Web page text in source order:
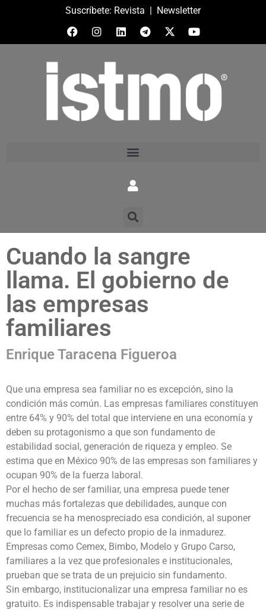
Suscríbete: Revista | Newsletter
Cuando la sangre
llama. El gobierno de
las empresas
familiares
Enrique Taracena Figueroa
Que una empresa sea familiar no es excepción, sino la
condición más común. Las empresas familiares constituyen
entre 64% y 90% del total que interviene en una economía y
deben su protagonismo a que son fundamento de
estabilidad social, generación de riqueza y empleo. Se
estima que en México 90% de las empresas son familiares y
ocupan 90% de la fuerza laboral.
Por el hecho de ser familiar, una empresa puede tener
muchas más fortalezas que debilidades, aunque con
frecuencia se ha menospreciado esa condición, al suponer
que lo familiar es un defecto propio de la inmadurez.
Empresas como Cemex, Bimbo, Modelo y Grupo Carso,
familiares a la vez que profesionales e institucionales,
prueban que se trata de un prejuicio sin fundamento.
Sin embargo, institucionalizar una empresa familiar no es
gratuito. Es indispensable trabajar y resolver una serie de